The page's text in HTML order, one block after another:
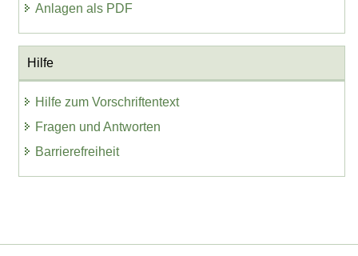
Anlagen als PDF
Hilfe
Hilfe zum Vorschriftentext
Fragen und Antworten
Barrierefreiheit